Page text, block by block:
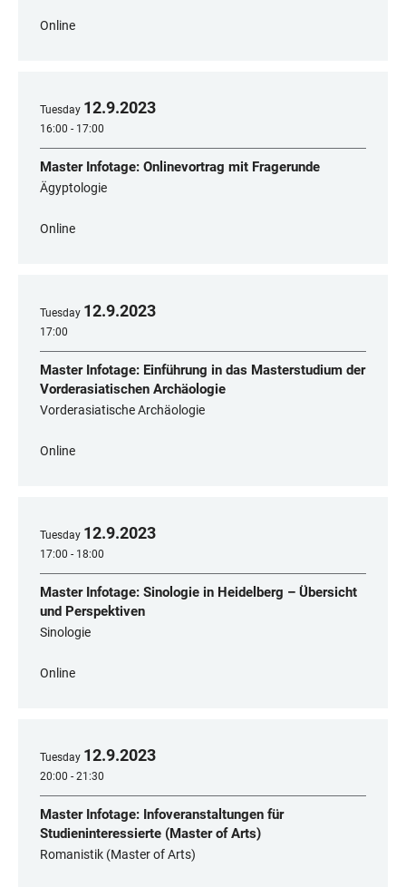
Online
Tuesday 12.9.2023
16:00 - 17:00
Master Infotage: Onlinevortrag mit Fragerunde
Ägyptologie
Online
Tuesday 12.9.2023
17:00
Master Infotage: Einführung in das Masterstudium der
Vorderasiatischen Archäologie
Vorderasiatische Archäologie
Online
Tuesday 12.9.2023
17:00 - 18:00
Master Infotage: Sinologie in Heidelberg – Übersicht
und Perspektiven
Sinologie
Online
Tuesday 12.9.2023
20:00 - 21:30
Master Infotage: Infoveranstaltungen für
Studieninteressierte (Master of Arts)
Romanistik (Master of Arts)